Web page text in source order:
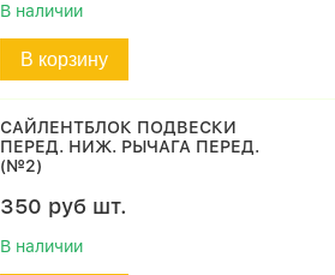
В наличии
В корзину
САЙЛЕНТБЛОК ПОДВЕСКИ
ПЕРЕД. НИЖ. РЫЧАГА ПЕРЕД.
(№2)
350 руб шт.
В наличии